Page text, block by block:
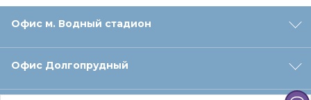
Офис м. Водный стадион
Офис Долгопрудный